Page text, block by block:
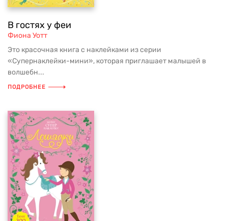
В гостях у феи
Фиона Уотт
Это красочная книга с наклейками из серии
«Супернаклейки-мини», которая приглашает малышей в
волшебн...
ПОДРОБНЕЕ